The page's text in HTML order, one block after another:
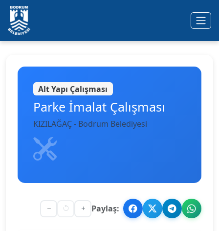
Ana içeriğe geç
Alt Yapı Çalışması
Parke İmalat Çalışması
KIZILAĞAÇ - Bodrum Belediyesi
Paylaş: